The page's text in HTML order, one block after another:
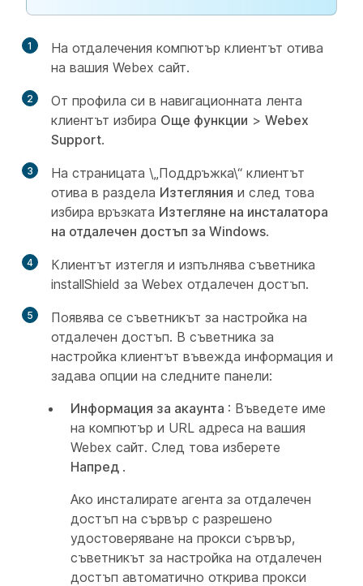
1
На отдалечения компютър клиентът отива
на вашия Webex сайт.
2
От профила си в навигационната лента
клиентът избира Още функции > Webex
Support.
3
На страницата \„Поддръжка\“ клиентът
отива в раздела Изтегляния и след това
избира връзката Изтегляне на инсталатора
на отдалечен достъп за Windows.
4
Клиентът изтегля и изпълнява съветника
installShield за Webex отдалечен достъп.
5
Появява се съветникът за настройка на
отдалечен достъп. В съветника за
настройка клиентът въвежда информация и
задава опции на следните панели:
Информация за акаунта : Въведете име
на компютър и URL адреса на вашия
Webex сайт. След това изберете
Напред .
Ако инсталирате агента за отдалечен
достъп на сървър с разрешено
удостоверяване на прокси сървър,
съветникът за настройка на отдалечен
достъп автоматично открива прокси